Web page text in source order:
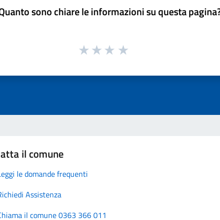
sono chiare le informazioni su questa
il comune
le domande frequenti
Assistenza
il comune 0363 366 011